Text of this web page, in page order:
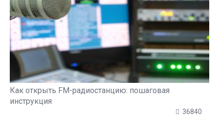
Как открыть FM-радиостанцию: пошаговая
инструкция
36840